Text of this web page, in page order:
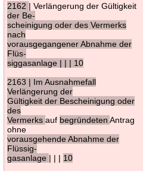
2162 | Verlängerung der Gültigkeit
der Be-
scheinigung oder des Vermerks
nach
vorausgegangener Abnahme der
Flüs-
siggasanlage | | | 10
2163 | Im Ausnahmefall
Verlängerung der
Gültigkeit der Bescheinigung oder
des
Vermerksauf begründetenAntrag
ohne
vorausgehende Abnahme der
Flüssig-
gasanlage | | | 10